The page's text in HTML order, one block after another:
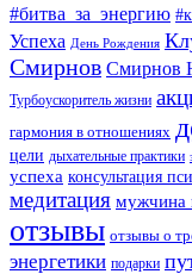
#битва_за_энергию
Успеха День Рождения
Смирнов Смирнов
Турбоускоритель жизни
гармония в отношениях
цели дыхательные практики
успеха консультация
медитация мужчина
отзывы отзывы о
энергетики подарки